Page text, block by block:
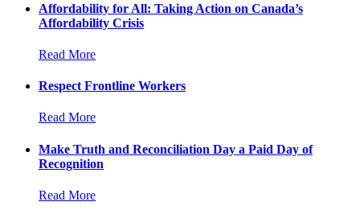
Affordability for All: Taking Action on Canada’s
Affordability Crisis
Read More
Respect Frontline Workers
Read More
Make Truth and Reconciliation Day a Paid Day of
Recognition
Read More